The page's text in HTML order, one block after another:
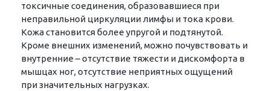
токсичные соединения, образовавшиеся при
неправильной циркуляции лимфы и тока крови.
Кожа становится более упругой и подтянутой.
Кроме внешних изменений, можно почувствовать и
внутренние – отсутствие тяжести и дискомфорта в
мышцах ног, отсутствие неприятных ощущений
при значительных нагрузках.